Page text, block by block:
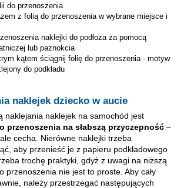
do przenoszenia
z folią do przenoszenia w wybrane miejsce i
naklejki do podłoża za pomocą
lub paznokcia
kątem ściągnij folię do przenoszenia - motyw
do podkładu
naklejek dziecko w aucie
naklejania naklejek na samochód jest
przenoszenia na słabszą przyczepność –
cecha. Nierówne naklejki trzeba
aby przenieść je z papieru podkładowego
trochę praktyki, gdyż z uwagi na niższą
przenoszenia nie jest to proste. Aby cały
należy przestrzegać następujących